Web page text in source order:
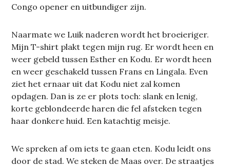
Congo opener en uitbundiger zijn.
Naarmate we Luik naderen wordt het broeieriger.
Mijn T-shirt plakt tegen mijn rug. Er wordt heen en
weer gebeld tussen Esther en Kodu. Er wordt heen
en weer geschakeld tussen Frans en Lingala. Even
ziet het ernaar uit dat Kodu niet zal komen
opdagen. Dan is ze er plots toch: slank en lenig,
korte geblondeerde haren die fel afsteken tegen
haar donkere huid. Een katachtig meisje.
We spreken af om iets te gaan eten. Kodu leidt ons
door de stad. We steken de Maas over. De straatjes